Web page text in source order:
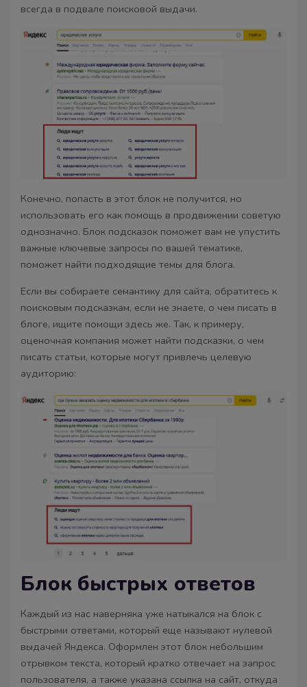
всегда в подвале поисковой выдачи.
Конечно, попасть в этот блок не получится, но
использовать его как помощь в продвижении советую
однозначно. Блок подсказок поможет вам не упустить
важные ключевые запросы по вашей тематике,
поможет найти подходящие темы для блога.
Если вы собираете семантику для сайта, обратитесь к
поисковым подсказкам, если не знаете, о чем писать в
блоге, ищите помощи здесь же. Так, к примеру,
оценочная компания может найти подсказки, о чем
писать статьи, которые могут привлечь целевую
аудиторию:
Блок быстрых ответов
Каждый из нас наверняка уже натыкался на блок с
быстрыми ответами, который еще называют нулевой
выдачей Яндекса. Оформлен этот блок небольшим
отрывком текста, который кратко отвечает на запрос
пользователя, а также указана ссылка на сайт, откуда